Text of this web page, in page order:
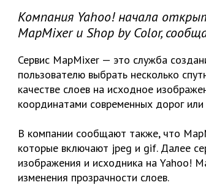
Компания Yahoo! начала
MapMixer и Shop by Color,
Сервис MapMixer — это служба
пользователю выбрать несколько
качестве слоев на исходное
координатами современных дорог
В компании сообщают также, что
которые включают jpeg и gif. Далее
изображения и исходника на Yahoo!
изменения прозрачности слоев.